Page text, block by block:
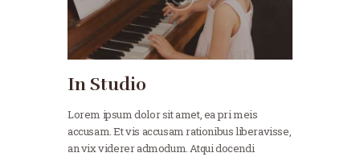
PIANO GUILD
CONTACT
In Studio
Lorem ipsum dolor sit amet, ea pri meis
accusam. Et vis accusam rationibus liberavisse,
an vix viderer admodum. Atqui docendi